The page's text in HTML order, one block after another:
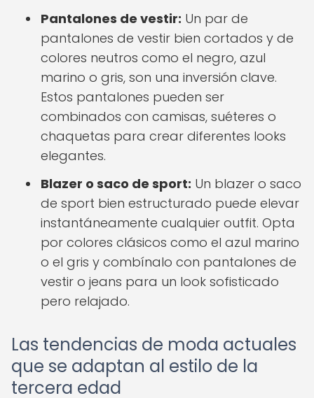
Pantalones de vestir: Un par de
pantalones de vestir bien cortados y de
colores neutros como el negro, azul
marino o gris, son una inversión clave.
Estos pantalones pueden ser
combinados con camisas, suéteres o
chaquetas para crear diferentes looks
elegantes.
Blazer o saco de sport: Un blazer o saco
de sport bien estructurado puede elevar
instantáneamente cualquier outfit. Opta
por colores clásicos como el azul marino
o el gris y combínalo con pantalones de
vestir o jeans para un look sofisticado
pero relajado.
Las tendencias de moda actuales
que se adaptan al estilo de la
tercera edad